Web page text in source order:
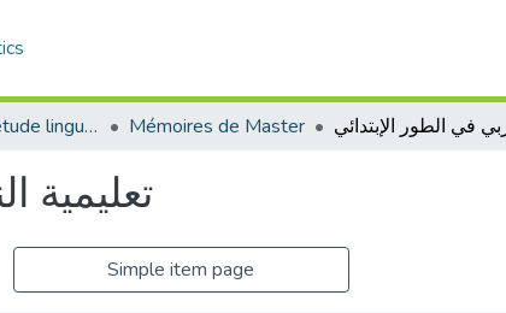
Département d'étude linguistique Mémoires de Master
تعليمية
Simple item page